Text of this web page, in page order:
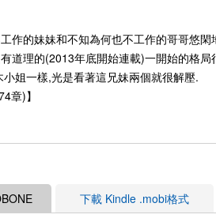
作的妹妹和不知為何也不工作的哥哥悠
道理的(2013年底開始連載)一開始的格
姐一樣,光是看著這兄妹兩個就很解壓.
章)】
下載 Kindle .mobi格式